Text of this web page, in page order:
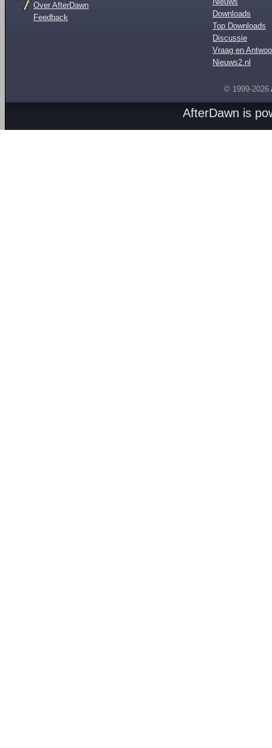
Over AfterDawn
Feedback
Downloads
Top Downloads
Discussie
Vraag en
Nieuws2.nl
© 1999-2026
AfterDawn is